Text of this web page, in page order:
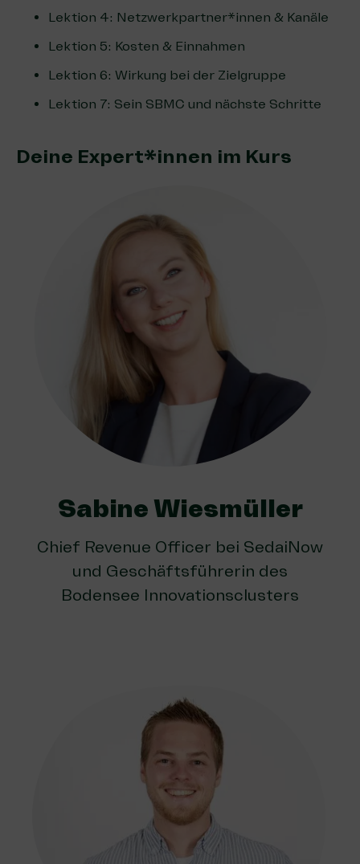
Lektion 4: Netzwerkpartner*innen & Kanäle
Lektion 5: Kosten & Einnahmen
Lektion 6: Wirkung bei der Zielgruppe
Lektion 7: Sein SBMC und nächste Schritte
Deine Expert*innen im Kurs
Sabine Wiesmüller
Chief Revenue Officer bei SedaiNow
und Geschäftsführerin des
Bodensee Innovationsclusters